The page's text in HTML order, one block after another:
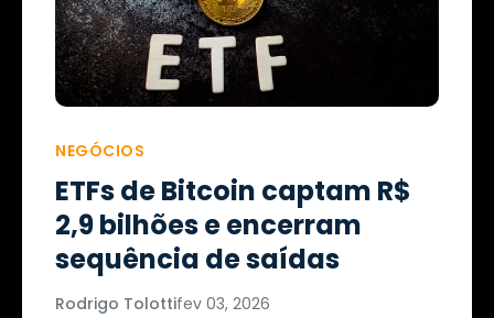
NEGÓCIOS
ETFs de Bitcoin captam R$
2,9 bilhões e encerram
sequência de saídas
Rodrigo Tolottifev 03, 2026